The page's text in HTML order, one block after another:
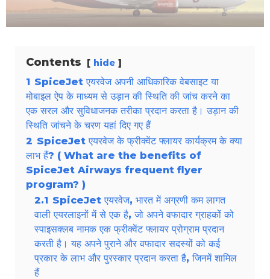
Contents hide
1 SpiceJet एयरवेज अपनी आधिकारिक वेबसाइट या
मोबाइल ऐप के माध्यम से उड़ान की स्थिति की जांच करने का
एक सरल और सुविधाजनक तरीका प्रदान करता है। उड़ान की
स्थिति जांचने के चरण यहां दिए गए हैं
2 SpiceJet एयरवेज के फ्रीक्वेंट फ्लायर कार्यक्रम के क्या
लाभ हैं? ( What are the benefits of
SpiceJet Airways frequent flyer
program? )
2.1 SpiceJet एयरवेज, भारत में अग्रणी कम लागत
वाली एयरलाइनों में से एक है, जो अपने वफादार ग्राहकों को
स्पाइसक्लब नामक एक फ्रीक्वेंट फ्लायर प्रोग्राम प्रदान
करती है। यह अपने पुराने और वफादार सदस्यों को कई
प्रकार के लाभ और पुरस्कार प्रदान करता है, जिनमें शामिल
हैं